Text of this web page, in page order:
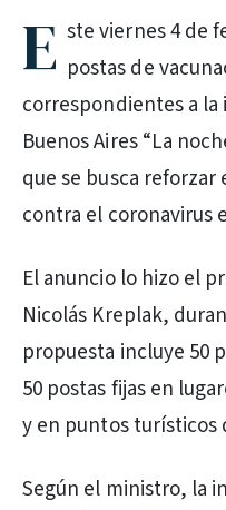
E ste viernes 4 de
postas de
correspondientes a
Buenos Aires “La
que se busca
contra el coronavirus
El anuncio lo hizo el
Nicolás Kreplak,
propuesta incluye 50
50 postas fijas en
y en puntos turísticos
Según el ministro, la